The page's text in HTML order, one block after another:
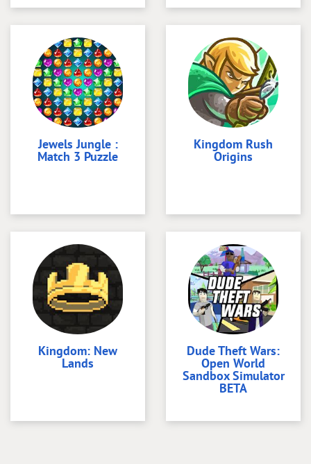
Jewels Jungle :
Match 3 Puzzle
Kingdom Rush
Origins
Kingdom: New
Lands
Dude Theft Wars:
Open World
Sandbox Simulator
BETA